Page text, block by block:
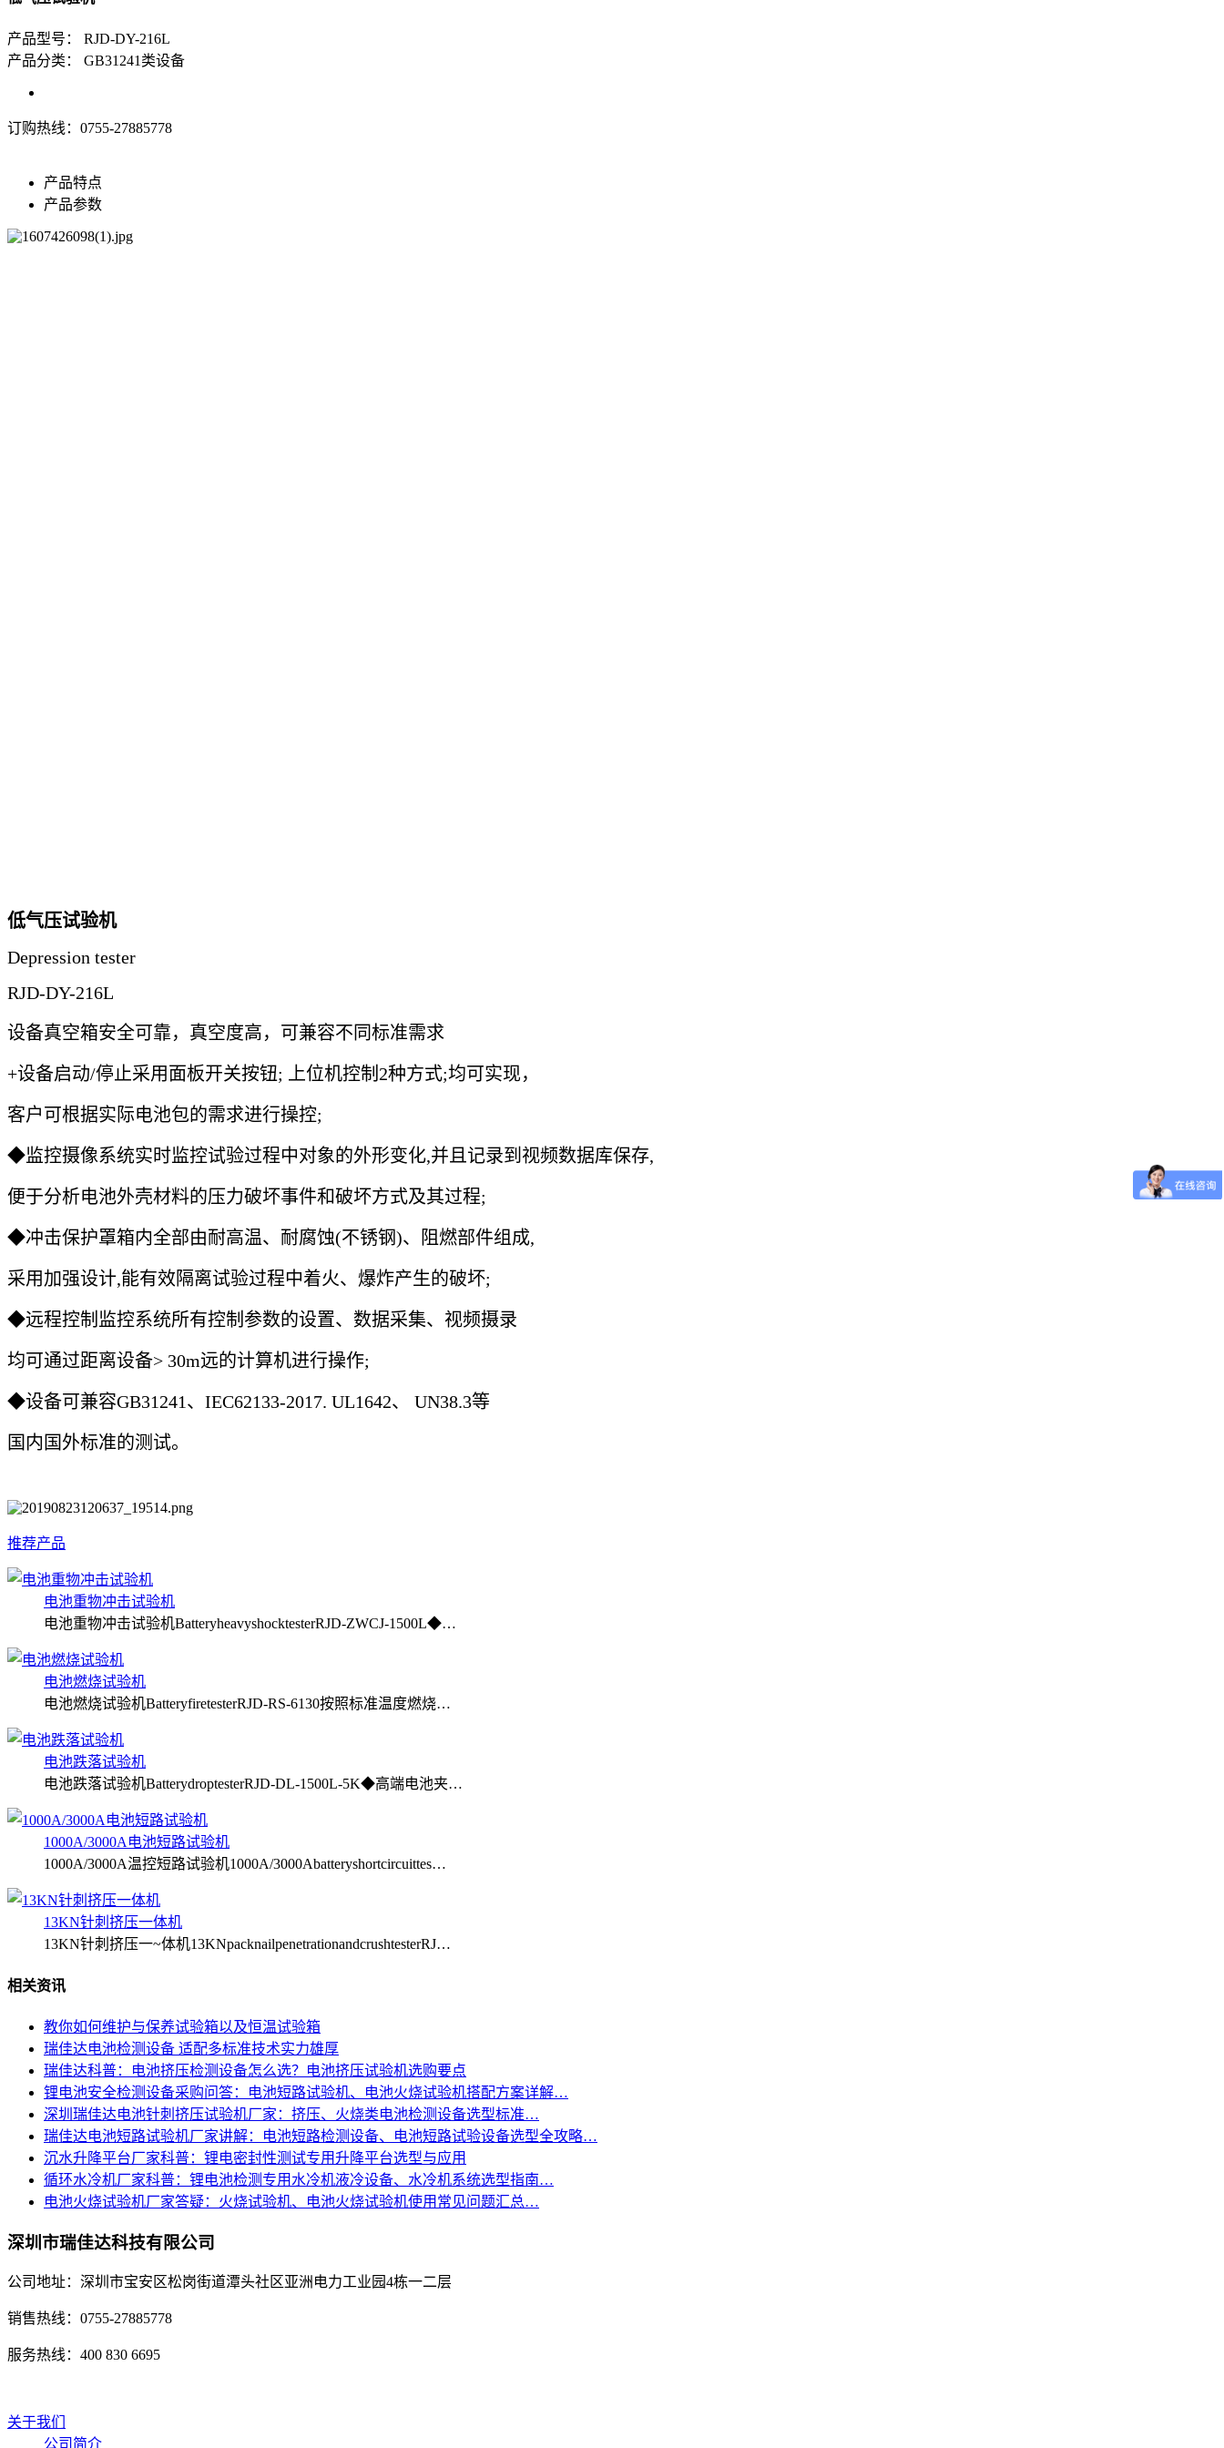
产品型号： RJD-DY-216L
产品分类： GB31241类设备
订购热线： 0755-27885778
产品特点
产品参数
低气压试验机
Depression tester
RJD-DY-216L
设备真空箱安全可靠，真空度高，可兼容不同标准需求
+设备启动/停止采用面板开关按钮; 上位机控制2种方式;均可实现，
客户可根据实际电池包的需求进行操控;
◆监控摄像系统实时监控试验过程中对象的外形变化,并且记录到视频数据库保存,
便于分析电池外壳材料的压力破坏事件和破坏方式及其过程;
◆冲击保护罩箱内全部由耐高温、耐腐蚀(不锈钢)、阻燃部件组成,
采用加强设计,能有效隔离试验过程中着火、爆炸产生的破坏;
◆远程控制监控系统所有控制参数的设置、数据采集、视频摄录
均可通过距离设备> 30m远的计算机进行操作;
◆设备可兼容GB31241、IEC62133-2017. UL1642、 UN38.3等
国内国外标准的测试。
推荐产品
电池重物冲击试验机
电池重物冲击试验机BatteryheavyshocktesterRJD-ZWCJ-1500L◆…
电池燃烧试验机
电池燃烧试验机BatteryfiretesterRJD-RS-6130按照标准温度燃烧…
电池跌落试验机
电池跌落试验机BatterydroptesterRJD-DL-1500L-5K◆高端电池夹…
1000A/3000A电池短路试验机
1000A/3000A温控短路试验机1000A/3000Abatteryshortcircuittes…
13KN针刺挤压一体机
13KN针刺挤压一~体机13KNpacknailpenetrationandcrushtesterRJ…
相关资讯
教你如何维护与保养试验箱以及恒温试验箱
瑞佳达电池检测设备 适配多标准技术实力雄厚
瑞佳达科普：电池挤压检测设备怎么选？电池挤压试验机选购要点
锂电池安全检测设备采购问答：电池短路试验机、电池火烧试验机搭配方案详解…
深圳瑞佳达电池针刺挤压试验机厂家：挤压、火烧类电池检测设备选型标准…
瑞佳达电池短路试验机厂家讲解：电池短路检测设备、电池短路试验设备选型全攻略…
沉水升降平台厂家科普：锂电密封性测试专用升降平台选型与应用
循环水冷机厂家科普：锂电池检测专用水冷机液冷设备、水冷机系统选型指南…
电池火烧试验机厂家答疑：火烧试验机、电池火烧试验机使用常见问题汇总…
深圳市瑞佳达科技有限公司
公司地址：深圳市宝安区松岗街道潭头社区亚洲电力工业园4栋一二层
销售热线：0755-27885778
服务热线：400 830 6695
关于我们
公司简介